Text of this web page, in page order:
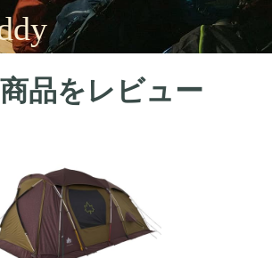
品をレビュー